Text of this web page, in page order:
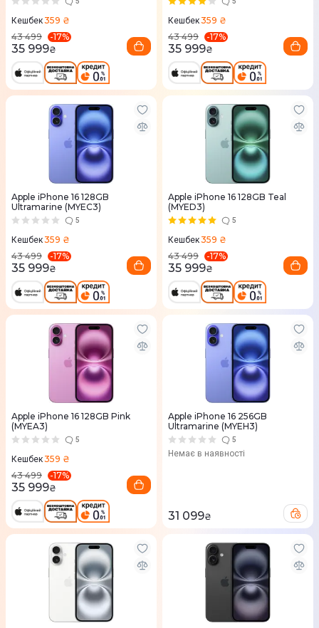
Кешбек359 ₴
43 499
-17%
35 999₴
Кешбек359 ₴
43 499
-17%
35 999₴
Apple iPhone 16 128GB
Ultramarine (MYEC3)
5
Кешбек359 ₴
43 499
-17%
35 999₴
Apple iPhone 16 128GB Teal
(MYED3)
5
Кешбек359 ₴
43 499
-17%
35 999₴
Apple iPhone 16 128GB Pink
(MYEA3)
5
Кешбек359 ₴
43 499
-17%
35 999₴
Apple iPhone 16 256GB
Ultramarine (MYEH3)
5
Немає в наявності
31 099₴